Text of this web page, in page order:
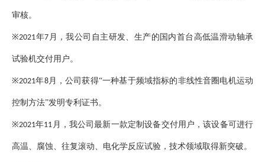
审核。
※2021年7 月，我公司自主研发、生产的国内首台高低温滑动轴承
试验机交付用户。
※2021年8月，公司获得“一种基于频域指标的非线性音圈电机运动
控制方法”发明专利证书。
※2021年11 月，我公司最新一款定制设备交付用户，该设备可进行
高温、腐蚀、往复滚动、电化学反应试验，技术领域取得新突破。